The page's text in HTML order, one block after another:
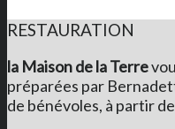
RESTAURATION
la Maison de la Terre
préparées par
de bénévoles, à partir de